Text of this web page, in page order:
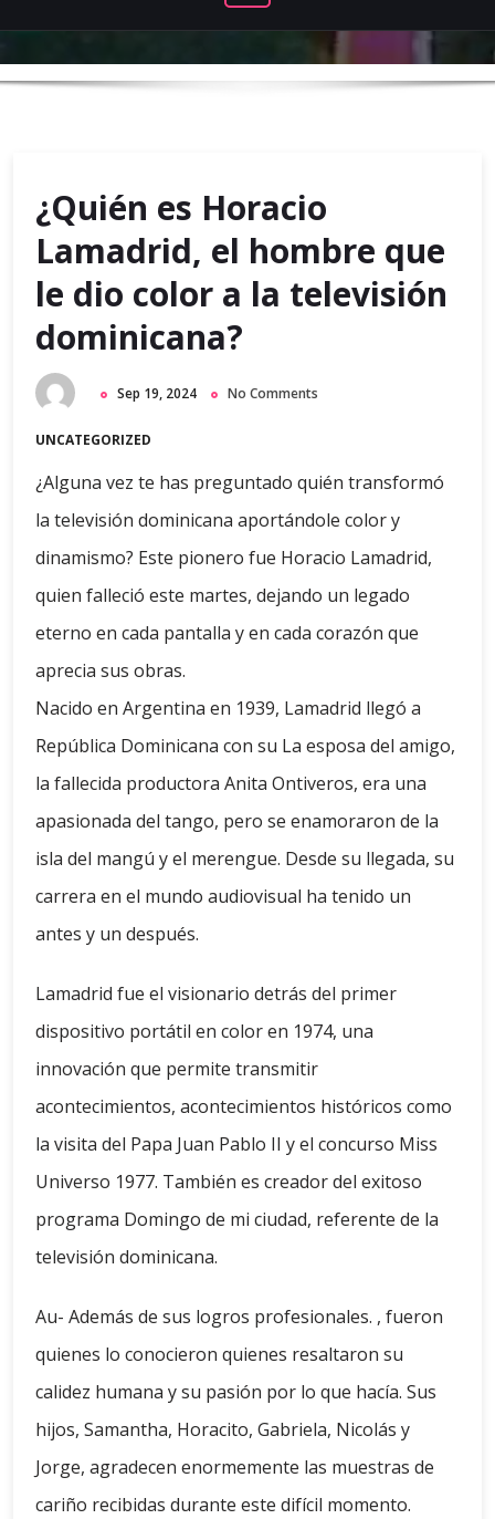
¿Quién es Horacio
Lamadrid, el hombre que
le dio color a la televisión
dominicana?
Sep 19, 2024 No Comments
UNCATEGORIZED
¿Alguna vez te has preguntado quién transformó
la televisión dominicana aportándole color y
dinamismo? Este pionero fue Horacio Lamadrid,
quien falleció este martes, dejando un legado
eterno en cada pantalla y en cada corazón que
aprecia sus obras.
Nacido en Argentina en 1939, Lamadrid llegó a
República Dominicana con su La esposa del amigo,
la fallecida productora Anita Ontiveros, era una
apasionada del tango, pero se enamoraron de la
isla del mangú y el merengue. Desde su llegada, su
carrera en el mundo audiovisual ha tenido un
antes y un después.
Lamadrid fue el visionario detrás del primer
dispositivo portátil en color en 1974, una
innovación que permite transmitir
acontecimientos, acontecimientos históricos como
la visita del Papa Juan Pablo II y el concurso Miss
Universo 1977. También es creador del exitoso
programa Domingo de mi ciudad, referente de la
televisión dominicana.
Au- Además de sus logros profesionales. , fueron
quienes lo conocieron quienes resaltaron su
calidez humana y su pasión por lo que hacía. Sus
hijos, Samantha, Horacito, Gabriela, Nicolás y
Jorge, agradecen enormemente las muestras de
cariño recibidas durante este difícil momento.